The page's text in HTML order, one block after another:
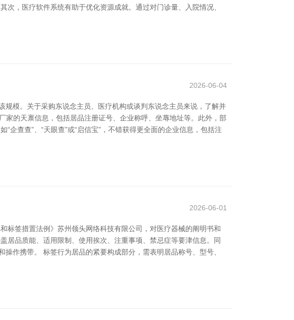
，医疗软件系统有助于优化资源成就。通过对门诊量、入院情况、
2026-06-04
模。关于采购东说念主员、医疗机构或谈判东说念主员来说，了解并
的天禀信息，包括居品注册证号、企业称呼、坐蓐地址等。此外，部
查查”、“天眼查”或“启信宝”，不错获得更全面的企业信息，包括注
2026-06-01
标签措置法例》苏州领头网络科技有限公司，对医疗器械的阐明书和
居品质能、适用限制、使用挨次、注重事项、禁忌症等要津信息。同
作携带。 标签行为居品的紧要构成部分，需表明居品称号、型号、